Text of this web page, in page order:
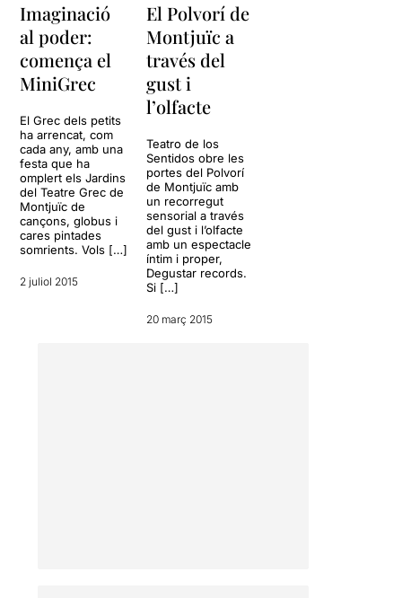
Imaginació
al poder:
comença el
MiniGrec
El Grec dels petits
ha arrencat, com
cada any, amb una
festa que ha
omplert els Jardins
del Teatre Grec de
Montjuïc de
cançons, globus i
cares pintades
somrients. Vols […]
2 juliol 2015
El Polvorí de
Montjuïc a
través del
gust i
l’olfacte
Teatro de los
Sentidos obre les
portes del Polvorí
de Montjuïc amb
un recorregut
sensorial a través
del gust i l’olfacte
amb un espectacle
íntim i proper,
Degustar records.
Si […]
20 març 2015